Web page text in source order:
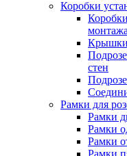
Коробки
монтажа
Крышки
стен
Рамки для
Рамки
Рамки
Рамки
Рамки